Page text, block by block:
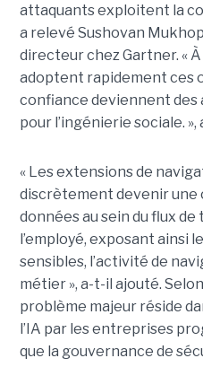
attaquants exploitent la
a relevé Sushovan
directeur chez Gartner. «
adoptent rapidement ces
confiance deviennent des
pour l’ingénierie sociale.
« Les extensions de
discrètement devenir une
données au sein du flux
l’employé, exposant ainsi
sensibles, l’activité de
métier », a-t-il ajouté.
problème majeur réside
l’IA par les entreprises
que la gouvernance de